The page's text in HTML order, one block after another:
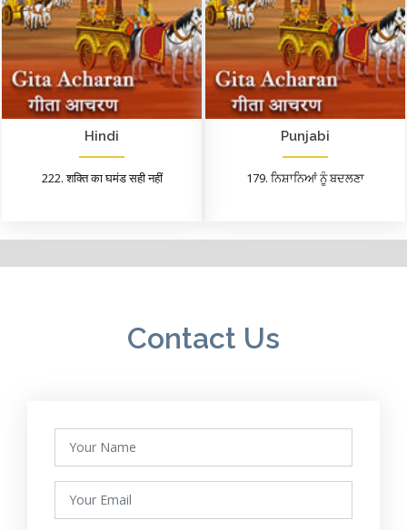
Hindi
222. शक्ति का घमंड सही नहीं
Punjabi
179. ਨਿਸ਼ਾਨਿਆਂ ਨੂੰ ਬਦਲਣਾ
Contact Us